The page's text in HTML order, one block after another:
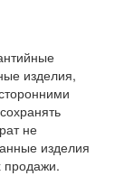
изделия,
не
изделия
продажи.